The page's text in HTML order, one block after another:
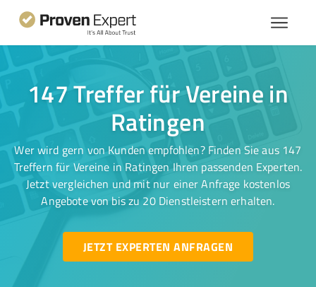
147 Treffer für Vereine in
Ratingen
Wer wird gern von Kunden empfohlen? Finden Sie aus 147
Treffern für Vereine in Ratingen Ihren passenden Experten.
Jetzt vergleichen und mit nur einer Anfrage kostenlos
Angebote von bis zu 20 Dienstleistern erhalten.
JETZT EXPERTEN ANFRAGEN